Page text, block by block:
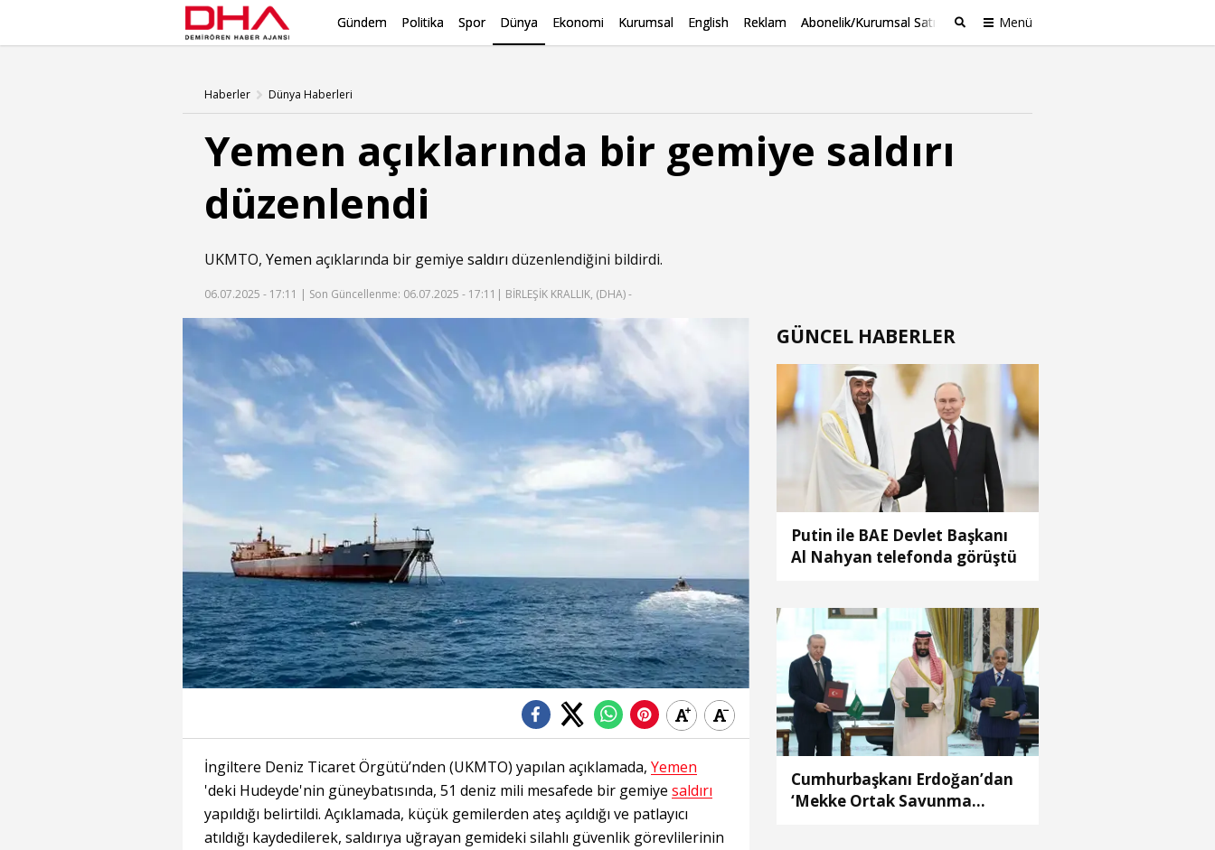
Gündem Politika Spor Dünya Ekonomi Kurumsal English Reklam Abonelik/Kurumsal Satış Menü
Haberler Dünya Haberleri
Yemen açıklarında bir gemiye saldırı
düzenlendi
UKMTO, Yemen açıklarında bir gemiye saldırı düzenlendiğini bildirdi.
06.07.2025 - 17:11 | Son Güncellenme: 06.07.2025 - 17:11 | BİRLEŞİK KRALLIK, (DHA) -
İngiltere Deniz Ticaret Örgütü’nden (UKMTO) yapılan açıklamada, Yemen
'deki Hudeyde'nin güneybatısında, 51 deniz mili mesafede bir gemiye saldırı
yapıldığı belirtildi. Açıklamada, küçük gemilerden ateş açıldığı ve patlayıcı
atıldığı kaydedilerek, saldırıya uğrayan gemideki silahlı güvenlik görevlilerinin
GÜNCEL HABERLER
Putin ile BAE Devlet Başkanı
Al Nahyan telefonda görüştü
Cumhurbaşkanı Erdoğan’dan
‘Mekke Ortak Savunma